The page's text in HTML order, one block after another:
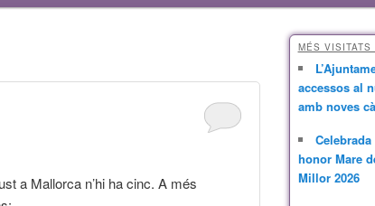
a Mallorca n’hi ha cinc. A més
MÉS
accessos al
amb noves
honor Mare
Millor 2026